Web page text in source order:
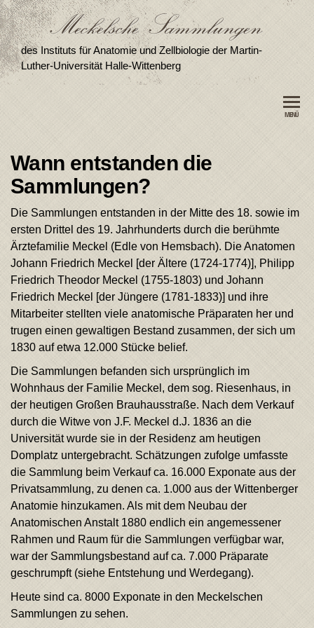
des Instituts für Anatomie und Zellbiologie der Martin-
Luther-Universität Halle-Wittenberg
MENÜ
Wann entstanden die
Sammlungen?
Die Sammlungen entstanden in der Mitte des 18. sowie im
ersten Drittel des 19. Jahrhunderts durch die berühmte
Ärztefamilie Meckel (Edle von Hemsbach). Die Anatomen
Johann Friedrich Meckel [der Ältere (1724-1774)], Philipp
Friedrich Theodor Meckel (1755-1803) und Johann
Friedrich Meckel [der Jüngere (1781-1833)] und ihre
Mitarbeiter stellten viele anatomische Präparaten her und
trugen einen gewaltigen Bestand zusammen, der sich um
1830 auf etwa 12.000 Stücke belief.
Die Sammlungen befanden sich ursprünglich im
Wohnhaus der Familie Meckel, dem sog. Riesenhaus, in
der heutigen Großen Brauhausstraße. Nach dem Verkauf
durch die Witwe von J.F. Meckel d.J. 1836 an die
Universität wurde sie in der Residenz am heutigen
Domplatz untergebracht. Schätzungen zufolge umfasste
die Sammlung beim Verkauf ca. 16.000 Exponate aus der
Privatsammlung, zu denen ca. 1.000 aus der Wittenberger
Anatomie hinzukamen. Als mit dem Neubau der
Anatomischen Anstalt 1880 endlich ein angemessener
Rahmen und Raum für die Sammlungen verfügbar war,
war der Sammlungsbestand auf ca. 7.000 Präparate
geschrumpft (siehe Entstehung und Werdegang).
Heute sind ca. 8000 Exponate in den Meckelschen
Sammlungen zu sehen.